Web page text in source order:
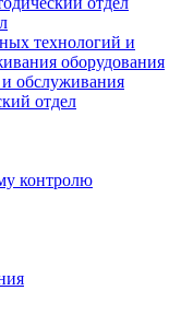
технологий и
оборудования
обслуживания
отдел
контролю